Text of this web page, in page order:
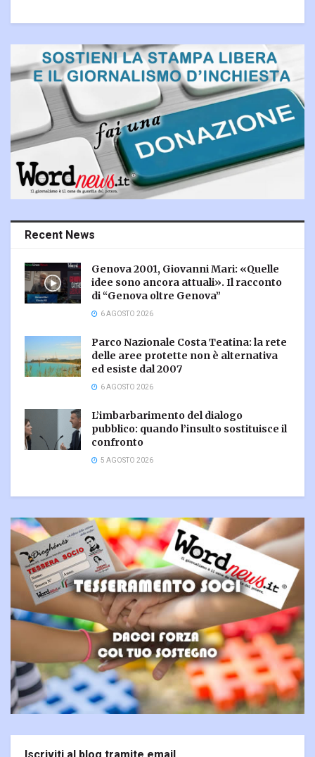
Recent News
Genova 2001, Giovanni Mari: «Quelle
idee sono ancora attuali». Il racconto
di “Genova oltre Genova”
6 AGOSTO 2026
Parco Nazionale Costa Teatina: la rete
delle aree protette non è alternativa
ed esiste dal 2007
6 AGOSTO 2026
L’imbarbarimento del dialogo
pubblico: quando l’insulto sostituisce il
confronto
5 AGOSTO 2026